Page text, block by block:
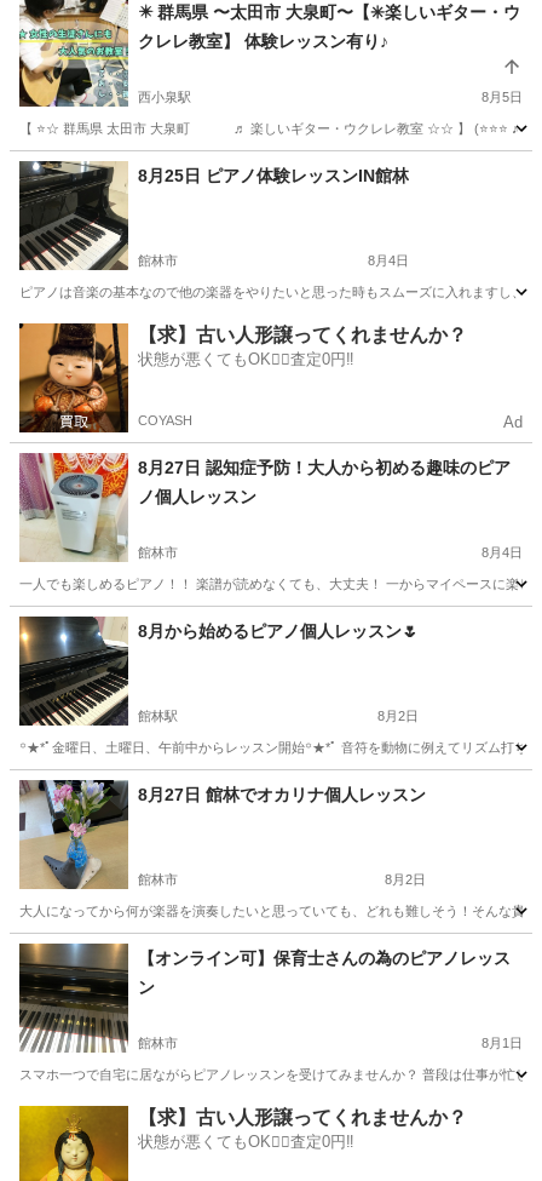
✴️ 群馬県 〜太田市 大泉町〜【✳️楽しいギター・ウ
クレレ教室】 体験レッスン有り♪
西小泉駅 8月5日
【 ⭐️☆ 群馬県 太田市 大泉町 ♬ 楽しいギター・ウクレレ教室 ☆☆ 】 (⭐️⭐️⭐️ ♪ 入会
群馬 邑楽郡 西小泉駅 ギター
8月25日 ピアノ体験レッスンIN館林
館林市 8月4日
ピアノは音楽の基本なので他の楽器をやりたいと思った時もスムーズに入れますし、
群馬 館林市 ピアノ レッスン
【求】古い人形譲ってくれませんか？
状態が悪くてもOK🙆‍♀️査定0円‼️
COYASH Ad
8月27日 認知症予防！大人から初める趣味のピア
ノ個人レッスン
館林市 8月4日
一人でも楽しめるピアノ！！ 楽譜が読めなくても、大丈夫！ 一からマイペースに楽
群馬 館林市 その他 オカリナ
8月から始めるピアノ個人レッスン🌷
館林駅 8月2日
꙳★*ﾟ金曜日、土曜日、午前中からレッスン開始꙳★*ﾟ 音符を動物に例えてリズム打ち
群馬 館林市 館林駅 その他 リズム
8月27日 館林でオカリナ個人レッスン
館林市 8月2日
大人になってから何が楽器を演奏したいと思っていても、どれも難しそう！そんな貴
群馬 館林市 その他 オカリナ
【オンライン可】保育士さんの為のピアノレッス
ン
館林市 8月1日
スマホ一つで自宅に居ながらピアノレッスンを受けてみませんか？ 普段は仕事が忙
ピアノ ピアノレッスン
【求】古い人形譲ってくれませんか？
状態が悪くてもOK🙆‍♀️査定0円‼️